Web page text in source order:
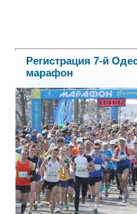
Регистрация 7-й
марафон